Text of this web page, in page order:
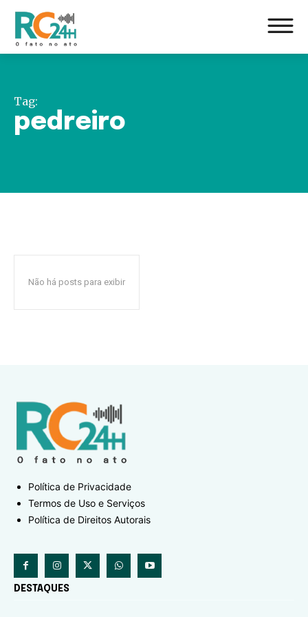
Tag:
pedreiro
Não há posts para exibir
Política de Privacidade
Termos de Uso e Serviços
Política de Direitos Autorais
DESTAQUES